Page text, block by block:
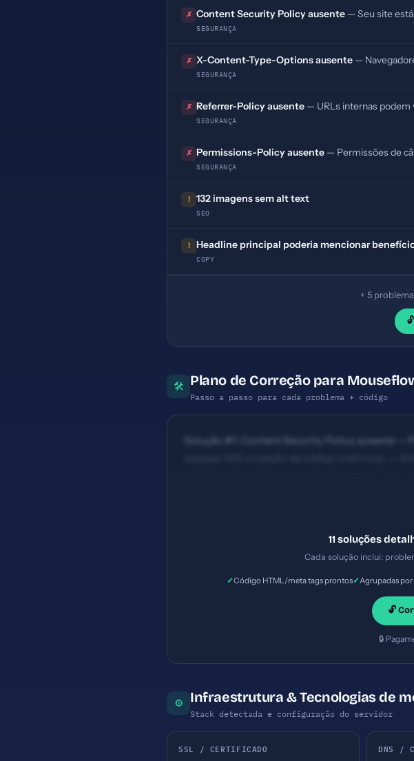
✗ Content Security Policy ausente — Seu site
SEGURANÇA
✗ X-Content-Type-Options ausente —
SEGURANÇA
✗ Referrer-Policy ausente — URLs internas podem
SEGURANÇA
✗ Permissions-Policy ausente — Permissões de
SEGURANÇA
! 132 imagens sem alt text
SEO
! Headline principal poderia mencionar
COPY
+ 5
🛠 Plano de Correção para
Passo a passo para cada problema + código
Solução #1: Content Security Policy ausente —
11 soluções
Cada solução inclui:
✓Código HTML/meta tags prontos✓Agrupadas
🔓
🔒
⚙ Infraestrutura & Tecnologias de
Stack detectada e configuração do servidor
SSL / CERTIFICADO DNS /